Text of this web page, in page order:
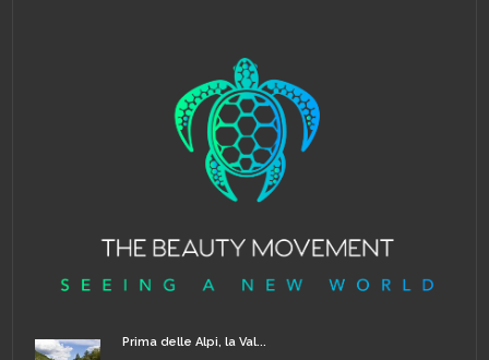
Prima delle Alpi, la Val...